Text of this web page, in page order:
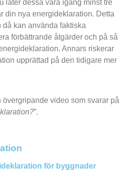
låter dessa vara igång minst tre
din nya energideklaration. Detta
då kan använda faktiska
förbättrande åtgärder och på så
Annars riskerar
upprättad på den tidigare mer
video som svarar på
”.
för byggnader